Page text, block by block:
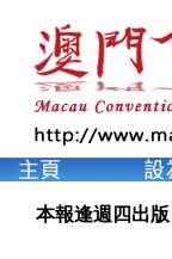
本報逢週四出